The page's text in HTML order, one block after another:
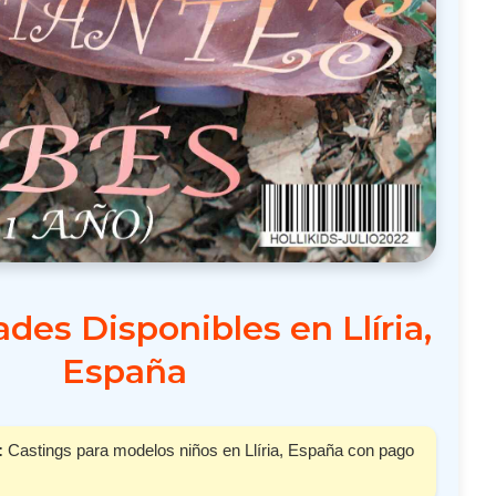
Disponibles en Llíria,
España
Castings para modelos niños en Llíria, España con pago